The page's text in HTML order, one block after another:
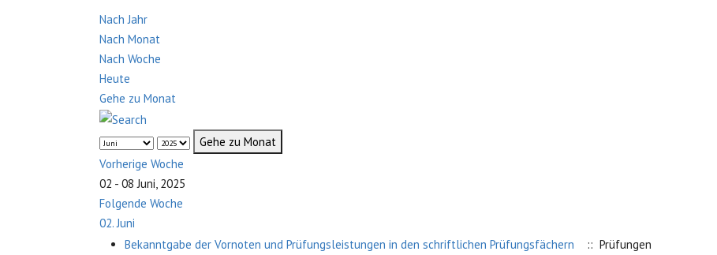
Nach Jahr
Nach Monat
Nach Woche
Heute
Gehe zu Monat
Gehe zu Monat
Vorherige Woche
02 - 08 Juni, 2025
Folgende Woche
02. Juni
Bekanntgabe der Vornoten und Prüfungsleistungen in den schriftlichen Prüfungsfächern
:: Prüfungen